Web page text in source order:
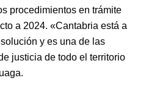
procedimientos en trámite
a 2024. «Cantabria está a
y es una de las
justicia de todo el territorio